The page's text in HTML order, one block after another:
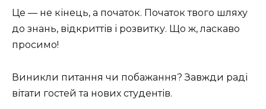
Це — не кінець, а початок. Початок твого шляху
до знань, відкриттів і розвитку. Що ж, ласкаво
просимо!
Виникли питання чи побажання? Завжди раді
вітати гостей та нових студентів.